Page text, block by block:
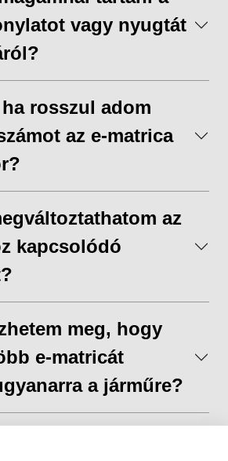
vagy nyugtát
rosszul adom
az e-matrica
az
kapcsolódó
meg, hogy
e-matricát
a járműre?
ha